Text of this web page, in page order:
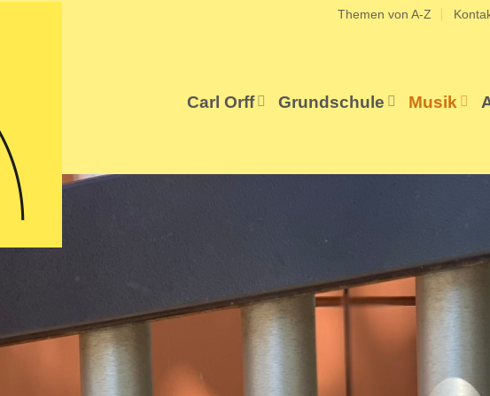
Themen von A-Z
Carl Orff Grundschule Musik